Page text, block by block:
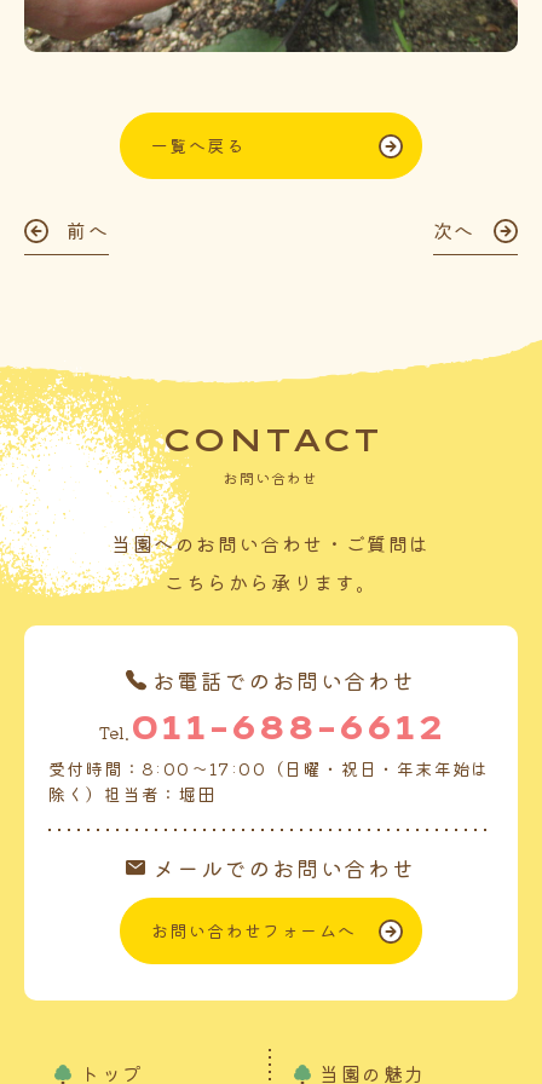
一覧へ戻る
前へ 次へ
CONTACT
お問い合わせ
当園へのお問い合わせ・ご質問は
こちらから承ります。
お電話でのお問い合わせ
Tel. 011-688-6612
受付時間：8:00～17:00（日曜・祝日・年末年始は
除く）担当者：堀田
メールでのお問い合わせ
お問い合わせフォームへ
トップ 当園の魅力